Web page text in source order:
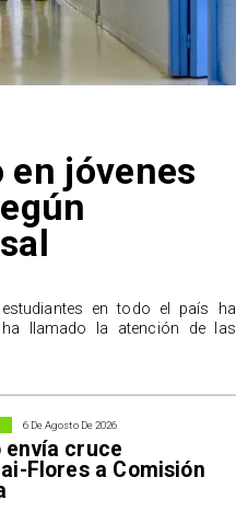
6 De Agosto De 2026
envía cruce
Flores a Comisión
jóvenes
en todo el país ha
llamado la atención de las